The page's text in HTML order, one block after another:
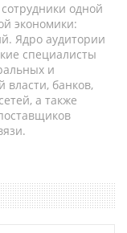
одной
экономики:
Ядро аудитории
специалисты
и
власти, банков,
а также